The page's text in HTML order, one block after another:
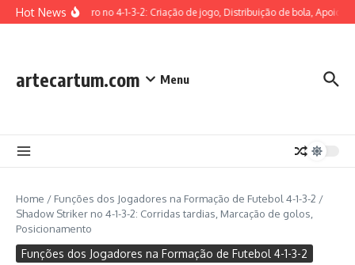
Skip to content
Hot News
Médio Centro no 4-1-3-2: Criação de jogo, Distribuição de bola, Apoio
artecartum.com Menu
Home / Funções dos Jogadores na Formação de Futebol 4-1-3-2 /
Shadow Striker no 4-1-3-2: Corridas tardias, Marcação de golos,
Posicionamento
Funções dos Jogadores na Formação de Futebol 4-1-3-2